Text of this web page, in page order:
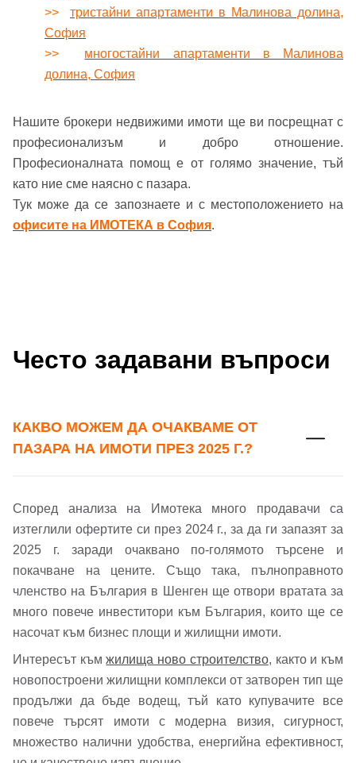
или използвай профил
Вход с Facebook
>> тристайни апартаменти в Малинова долина,
София
>> многостайни апартаменти в Малинова
долина, София
Нашите брокери недвижими имоти ще ви посрещнат с
професионализъм и добро отношение.
Професионалната помощ е от голямо значение, тъй
като ние сме наясно с пазара.
Тук може да се запознаете и с местоположението на
офисите на ИМОТЕКА в София.
Често задавани въпроси
КАКВО МОЖЕМ ДА ОЧАКВАМЕ ОТ
ПАЗАРА НА ИМОТИ ПРЕЗ 2025 Г.?
Според анализа на Имотека много продавачи са
изтеглили офертите си през 2024 г., за да ги запазят за
2025 г. заради очаквано по-голямото търсене и
покачване на цените. Също така, пълноправното
членство на България в Шенген ще отвори вратата за
много повече инвеститори към България, които ще се
насочат към бизнес площи и жилищни имоти.
Интересът къмжилища ново строителство, както и към
новопостроени жилищни комплекси от затворен тип ще
продължи да бъде водещ, тъй като купувачите все
повече търсят имоти с модерна визия, сигурност,
множество налични удобства, енергийна ефективност,